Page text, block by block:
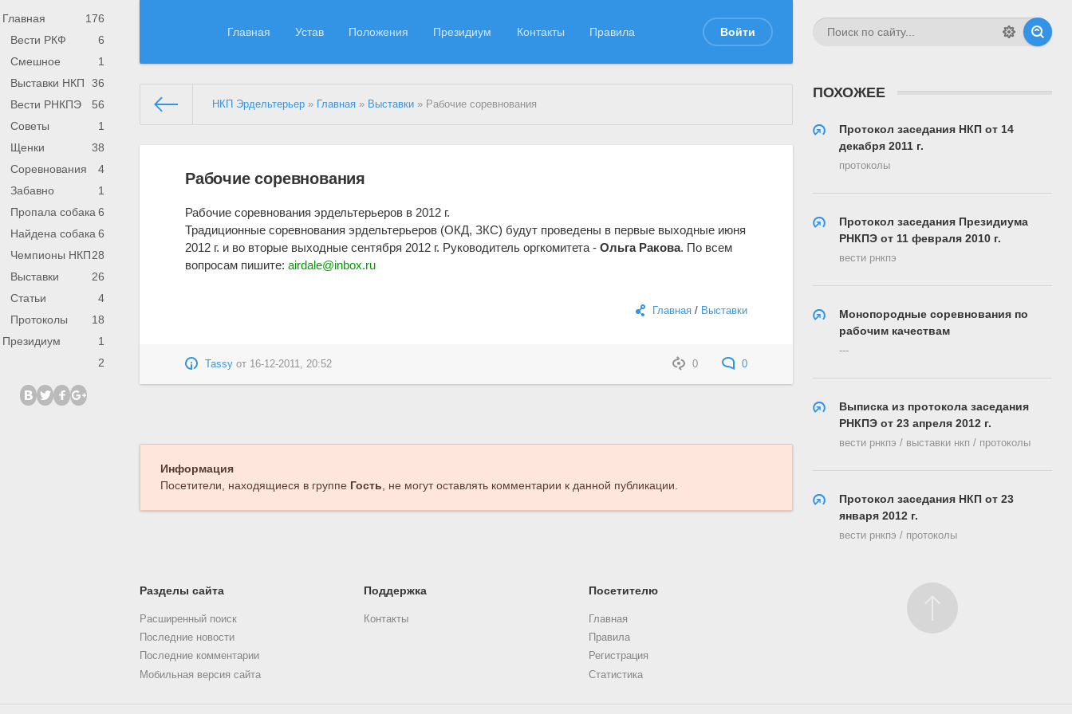
Главная Устав Положения Президиум Контакты Правила Войти
Главная
176
Вести РКФ
6
Смешное
1
Выставки НКП
36
Вести РНКПЭ
56
Советы
1
Щенки
38
Соревнования
4
Забавно
1
Пропала собака 6
Найдена собака 6
Чемпионы НКП28
Выставки
26
Статьи
4
Протоколы
18
Президиум
1
2
НКП Эрдельтерьер » Главная » Выставки » Рабочие соревнования
Рабочие соревнования
Рабочие соревнования эрдельтерьеров в 2012 г.
Традиционные соревнования эрдельтерьеров (ОКД, ЗКС) будут проведены в первые выходные июня
2012 г. и во вторые выходные сентября 2012 г. Руководитель оргкомитета -Ольга Ракова. По всем
вопросам пишите:airdale@inbox.ru
Главная/ Выставки
0 0
Tassy от 16-12-2011, 20:52
ПОХОЖЕЕ
Протокол заседания НКП от 14
декабря 2011 г.
протоколы
Протокол заседания Президиума
РНКПЭ от 11 февраля 2010 г.
вести рнкпэ
Монопородные соревнования по
рабочим качествам
---
Выписка из протокола заседания
РНКПЭ от 23 апреля 2012 г.
вести рнкпэ / выставки нкп / протоколы
Протокол заседания НКП от 23
января 2012 г.
вести рнкпэ / протоколы
Информация
Посетители, находящиеся в группе Гость, не могут оставлять комментарии к данной публикации.
Разделы сайта
Расширенный поиск
Последние новости
Последние комментарии
Мобильная версия сайта
Поддержка
Контакты
Посетителю
Главная
Правила
Регистрация
Статистика